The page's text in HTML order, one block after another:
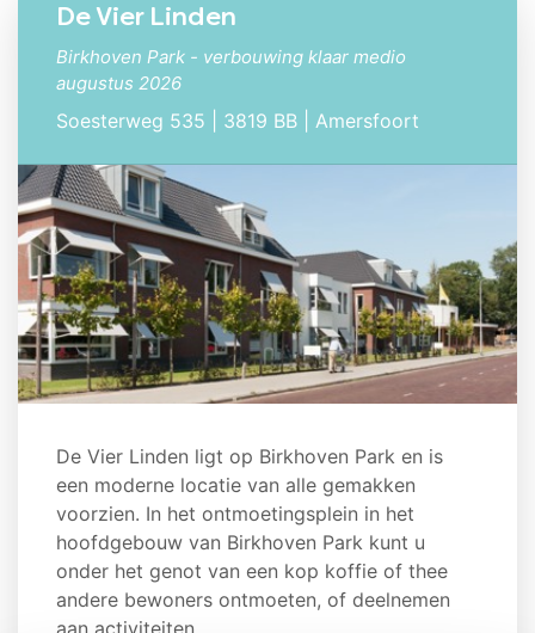
De Vier Linden
Birkhoven Park - verbouwing klaar medio
augustus 2026
Soesterweg 535 | 3819 BB | Amersfoort
De Vier Linden ligt op Birkhoven Park en is
een moderne locatie van alle gemakken
voorzien. In het ontmoetingsplein in het
hoofdgebouw van Birkhoven Park kunt u
onder het genot van een kop koffie of thee
andere bewoners ontmoeten, of deelnemen